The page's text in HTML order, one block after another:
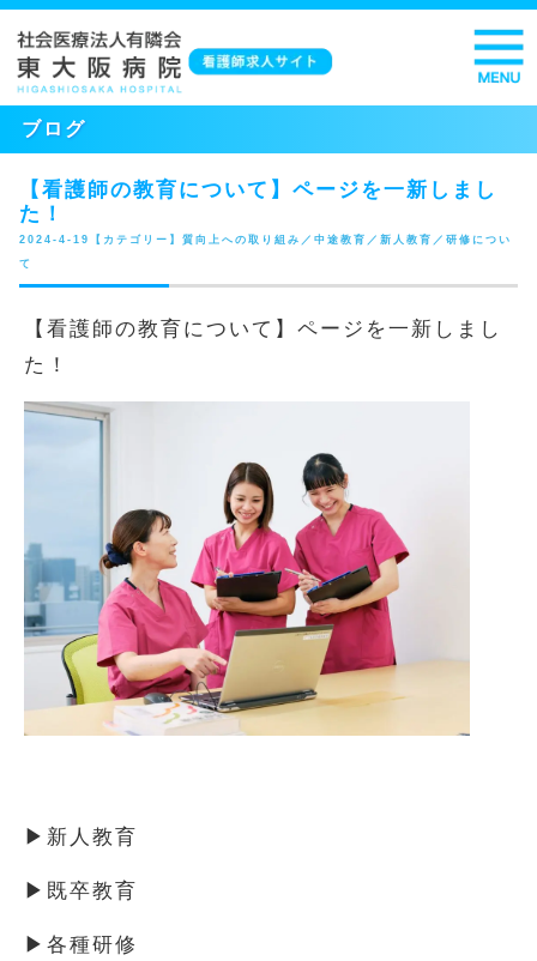
ブログ
【看護師の教育について】ページを一新しまし
た！
2024-4-19【カテゴリー】質向上への取り組み／中途教育／新人教育／研修につい
て
【看護師の教育について】ページを一新しまし
た！
▶新人教育
▶既卒教育
▶各種研修